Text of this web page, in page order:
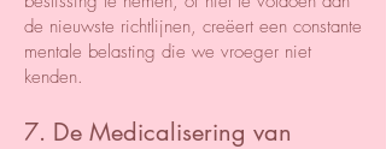
de nieuwste richtlijnen, creëert een constante
mentale belasting die we vroeger niet
kenden.
7. De Medicalisering van